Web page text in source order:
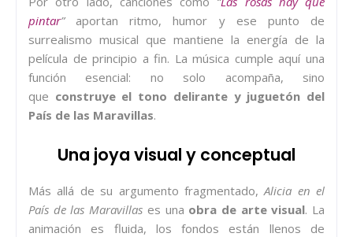
pintar”aportan ritmo, humor y ese punto de
surrealismo musical que mantiene la energía de la
película de principio a fin. La música cumple aquí una
función esencial: no solo acompaña, sino
que construye el tono delirante y juguetón del
País de las Maravillas.
Una joya visual y conceptual
Más allá de su argumento fragmentado,Alicia en el
País de las Maravillas es una obra de arte visual. La
animación es fluida, los fondos están llenos de